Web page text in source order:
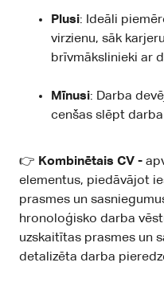
Plusi: Ideāli
virzienu, sāk
brīvmākslinieki ar
Mīnusi: Darba
cenšas slēpt
👉 Kombinētais CV -
elementus, piedāvājot
prasmes un
hronoloģisko darba
uzskaitītas prasmes un
detalizēta darba